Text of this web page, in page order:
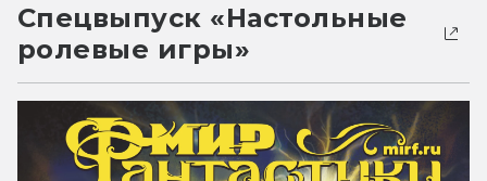
Спецвыпуск «Настольные
ролевые игры»